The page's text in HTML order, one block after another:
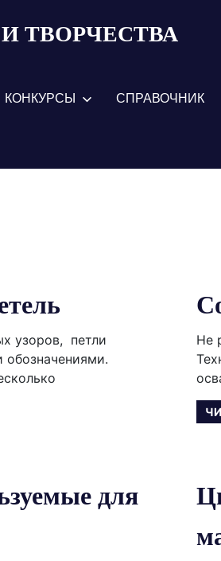
ТВОРЧЕСТВА
КОНКУРСЫ СПРАВОЧНИК
узоров, петли
Не
для